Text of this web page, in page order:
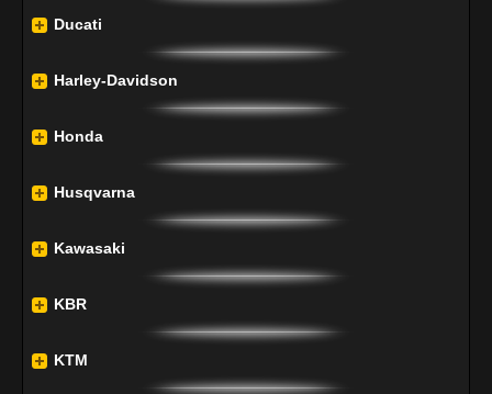
Ducati
Harley-Davidson
Honda
Husqvarna
Kawasaki
KBR
KTM